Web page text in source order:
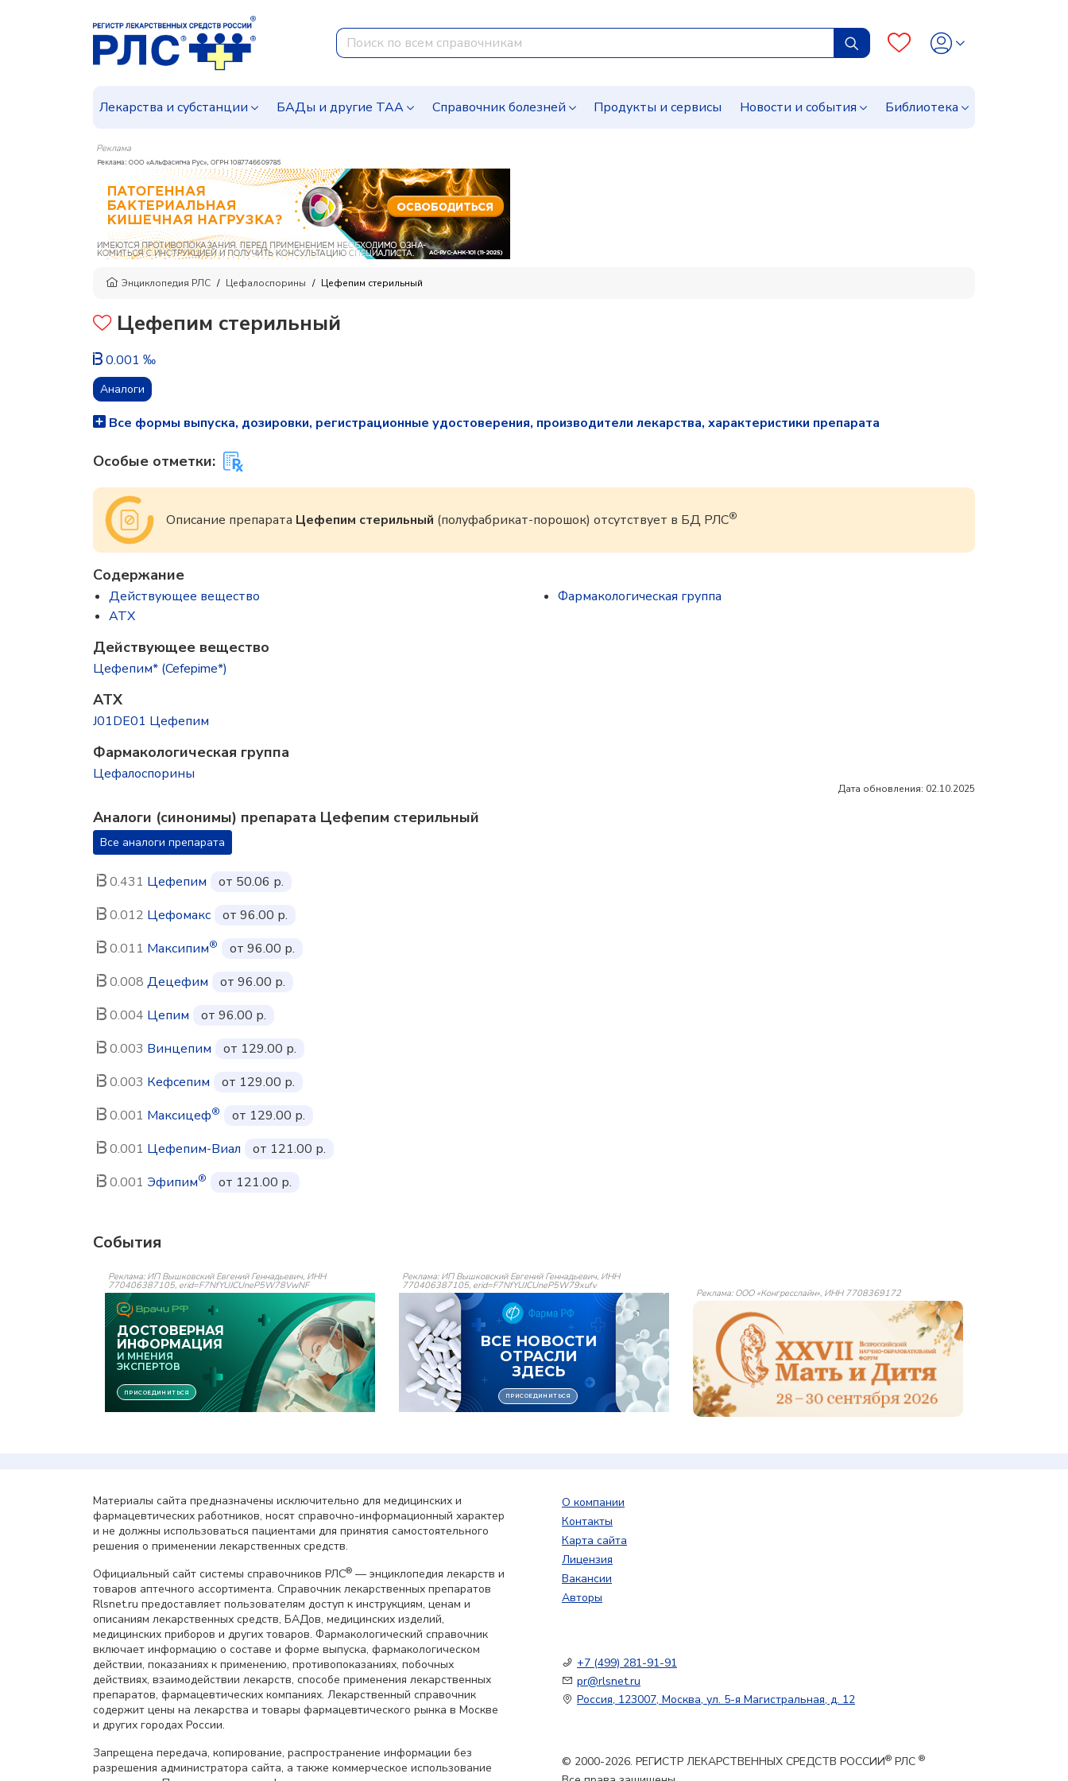
Лекарства и субстанции БАДы и другие ТАА Справочник болезней Продукты и сервисы Новости и события Библиотека
Реклама
Энциклопедия РЛС Цефалоспорины Цефепим стерильный
Цефепим стерильный
0.001 ‰
Аналоги
Все формы выпуска, дозировки, регистрационные удостоверения, производители лекарства, характеристики препарата
Особые отметки:
Описание препарата Цефепим стерильный (полуфабрикат-порошок) отсутствует в БД РЛС®
Содержание
Действующее вещество
ATX
Фармакологическая группа
Действующее вещество
Цефепим* (Cefepime*)
ATX
J01DE01 Цефепим
Фармакологическая группа
Цефалоспорины
Дата обновления: 02.10.2025
Аналоги (синонимы) препарата Цефепим стерильный
Все аналоги препарата
0.431 Цефепим
от 50.06 р.
0.012 Цефомакс
от 96.00 р.
0.011 Максипим®
от 96.00 р.
0.008 Децефим
от 96.00 р.
0.004 Цепим
от 96.00 р.
0.003 Винцепим
от 129.00 р.
0.003 Кефсепим
от 129.00 р.
0.001 Максицеф®
от 129.00 р.
0.001 Цефепим-Виал
от 121.00 р.
0.001 Эфипим® от 121.00 р.
События
Реклама: ИП Вышковский Евгений Геннадьевич, ИНН
770406387105, erid=F7NfYUJCUneP5W78VwNF
Реклама: ИП Вышковский Евгений Геннадьевич, ИНН
770406387105, erid=F7NfYUJCUneP5W79xufv
Реклама: ООО «Конгресслайн», ИНН 7708369172
Материалы сайта предназначены исключительно для медицинских и
фармацевтических работников, носят справочно-информационный характер
и не должны использоваться пациентами для принятия самостоятельного
решения о применении лекарственных средств.
Официальный сайт системы справочников РЛС® — энциклопедия лекарств и
товаров аптечного ассортимента. Справочник лекарственных препаратов
Rlsnet.ru предоставляет пользователям доступ к инструкциям, ценам и
описаниям лекарственных средств, БАДов, медицинских изделий,
медицинских приборов и других товаров. Фармакологический справочник
включает информацию о составе и форме выпуска, фармакологическом
действии, показаниях к применению, противопоказаниях, побочных
действиях, взаимодействии лекарств, способе применения лекарственных
препаратов, фармацевтических компаниях. Лекарственный справочник
содержит цены на лекарства и товары фармацевтического рынка в Москве
и других городах России.
Запрещена передача, копирование, распространение информации без
разрешения администратора сайта, а также коммерческое использование
О компании
Контакты
Карта сайта
Лицензия
Вакансии
Авторы
+7 (499) 281-91-91
pr@rlsnet.ru
Россия, 123007, Москва, ул. 5-я Магистральная, д. 12
© 2000-2026. РЕГИСТР ЛЕКАРСТВЕННЫХ СРЕДСТВ РОССИИ® РЛС ®